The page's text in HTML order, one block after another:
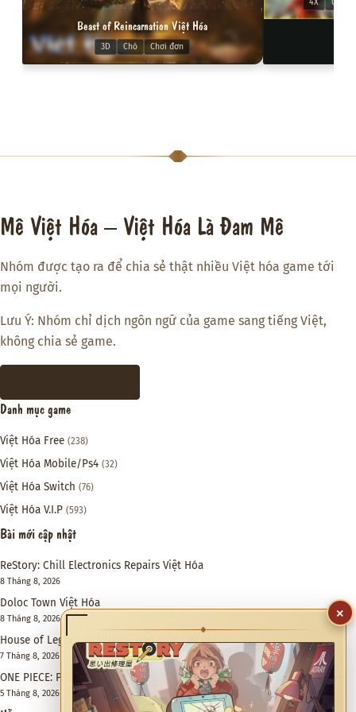
Beast of Reincarnation Việt Hóa
3D Chó Chơi đơn
Mê Việt Hóa – Việt Hóa Là Đam Mê
Nhóm được tạo ra để chia sẻ thật nhiều Việt hóa game tới
mọi người.
Lưu Ý: Nhóm chỉ dịch ngôn ngữ của game sang tiếng Việt,
không chia sẻ game.
Danh mục game
Việt Hóa Free (238)
Việt Hóa Mobile/Ps4 (32)
Việt Hóa Switch (76)
Việt Hóa V.I.P (593)
Bài mới cập nhật
ReStory: Chill Electronics Repairs Việt Hóa
8 Tháng 8, 2026
Doloc Town Việt Hóa
8 Tháng 8, 2026
House of Legacy Việt Hóa – Hào Môn Thế Gia
7 Tháng 8, 2026
ONE PIECE: PIRATE WARRIORS 4 Việt Hóa
5 Tháng 8, 2026
×
◆